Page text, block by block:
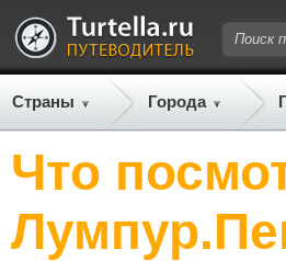
Страны Города
Что